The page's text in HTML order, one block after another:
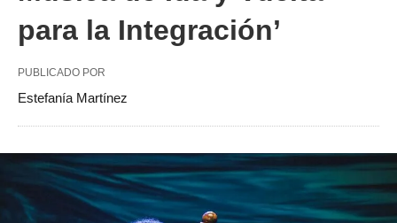
para la Integración’
PUBLICADO POR
Estefanía Martínez